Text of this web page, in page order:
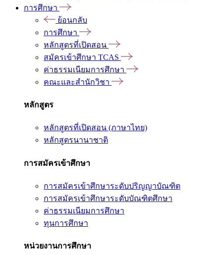
การศึกษา
ย้อนกลับ
การศึกษา
หลักสูตรที่เปิดสอน
สมัครเข้าศึกษา TCAS
ค่าธรรมเนียมการศึกษา
คณะและสำนักวิชา
หลักสูตร
หลักสูตรที่เปิดสอน (ภาษาไทย)
หลักสูตรนานาชาติ
การสมัครเข้าศึกษา
การสมัครเข้าศึกษาระดับปริญญาบัณฑิต
การสมัครเข้าศึกษาระดับบัณฑิตศึกษา
ค่าธรรมเนียมการศึกษา
ทุนการศึกษา
หน่วยงานการศึกษา